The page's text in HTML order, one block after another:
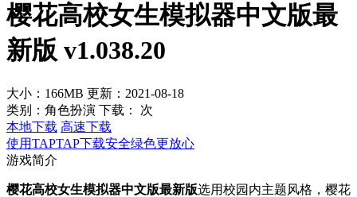
樱花高校女生模拟器中文版最
新版 v1.038.20
大小：166MB 更新：2021-08-18
类别：角色扮演 下载：
次
本地下载 高速下载
使用TAPTAP下载安全绿色更放心
游戏简介
樱花高校女生模拟器中文版最新版选用校园内主题风格，樱花